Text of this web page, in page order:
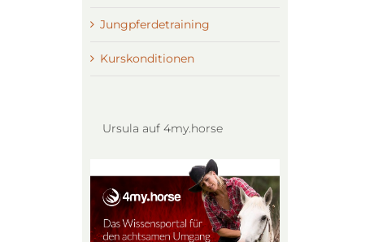
Jungpferdetraining
Kurskonditionen
Ursula auf 4my.horse